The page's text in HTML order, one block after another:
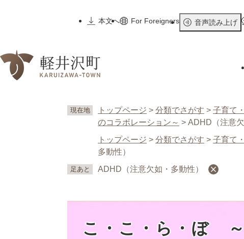
先
本文へ
For Foreigners 音声読み上げ
現在地 トップページ > 分類でさがす > 子育て
のコラボレーション～ > ADHD（注意
トップページ > 分類でさがす > 子育て
多動性）
足あと ADHD（注意欠如・多動性）
こ・こ・ら・ぼ